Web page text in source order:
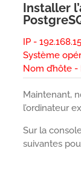
Installer
IP -
Système
Nom d’hôte -
Maintenant,
l’ordinateur
Sur la
suivantes